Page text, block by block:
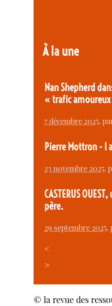
À la une
Nan Shepherd
« trafic
7 décembre 2025,
Pierre Mottron - I
23 novembre 2025,
CASTERUS
père.
29 septembre 2025,
<
>
© la revue des